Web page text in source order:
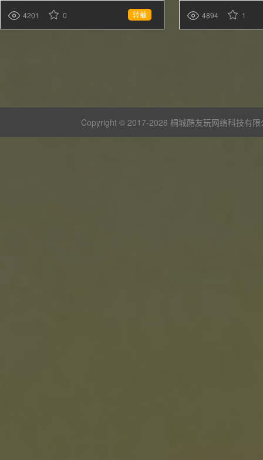
4201 0 转载 4894 1
Copyright © 2017-2026 桐城酷友玩网络科技有